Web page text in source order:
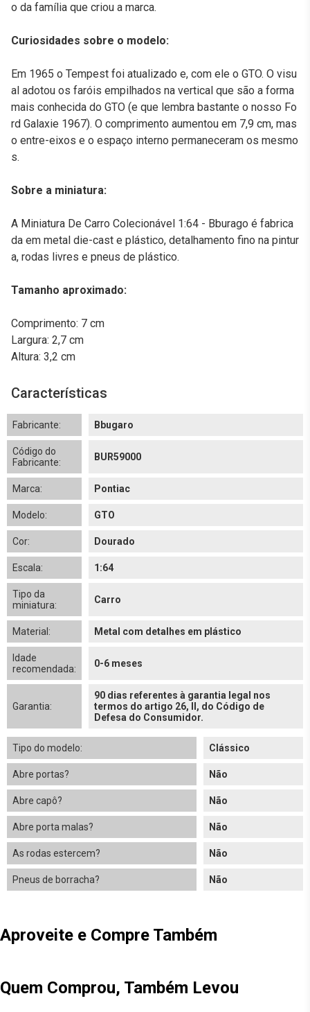
o da família que criou a marca.
Curiosidades sobre o modelo:
Em 1965 o Tempest foi atualizado e, com ele o GTO. O visu
al adotou os faróis empilhados na vertical que são a forma
mais conhecida do GTO (e que lembra bastante o nosso Fo
rd Galaxie 1967). O comprimento aumentou em 7,9 cm, mas
o entre-eixos e o espaço interno permaneceram os mesmo
s.
Sobre a miniatura:
A Miniatura De Carro Colecionável 1:64 - Bburago é fabrica
da em metal die-cast e plástico, detalhamento fino na pintur
a, rodas livres e pneus de plástico.
Tamanho aproximado:
Comprimento: 7 cm
Largura: 2,7 cm
Altura: 3,2 cm
Características
Fabricante: Bbugaro
Código do
Fabricante:
BUR59000
Marca: Pontiac
Modelo: GTO
Cor: Dourado
Escala: 1:64
Tipo da
miniatura:
Carro
Material: Metal com detalhes em plástico
Idade
recomendada:
0-6 meses
Garantia:
90 dias referentes à garantia legal nos
termos do artigo 26, II, do Código de
Defesa do Consumidor.
Tipo do modelo: Clássico
Abre portas? Não
Abre capô? Não
Abre porta malas? Não
As rodas estercem? Não
Pneus de borracha? Não
Aproveite e Compre Também
Quem Comprou, Também Levou